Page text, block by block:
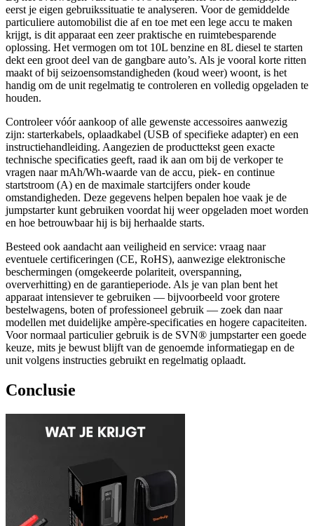
eerst je eigen gebruikssituatie te analyseren. Voor de gemiddelde
particuliere automobilist die af en toe met een lege accu te maken
krijgt, is dit apparaat een zeer praktische en ruimtebesparende
oplossing. Het vermogen om tot 10L benzine en 8L diesel te starten
dekt een groot deel van de gangbare auto’s. Als je vooral korte ritten
maakt of bij seizoensomstandigheden (koud weer) woont, is het
handig om de unit regelmatig te controleren en volledig opgeladen te
houden.
Controleer vóór aankoop of alle gewenste accessoires aanwezig
zijn: starterkabels, oplaadkabel (USB of specifieke adapter) en een
instructiehandleiding. Aangezien de producttekst geen exacte
technische specificaties geeft, raad ik aan om bij de verkoper te
vragen naar mAh/Wh-waarde van de accu, piek- en continue
startstroom (A) en de maximale startcijfers onder koude
omstandigheden. Deze gegevens helpen bepalen hoe vaak je de
jumpstarter kunt gebruiken voordat hij weer opgeladen moet worden
en hoe betrouwbaar hij is bij herhaalde starts.
Besteed ook aandacht aan veiligheid en service: vraag naar
eventuele certificeringen (CE, RoHS), aanwezige elektronische
beschermingen (omgekeerde polariteit, overspanning,
oververhitting) en de garantieperiode. Als je van plan bent het
apparaat intensiever te gebruiken — bijvoorbeeld voor grotere
bestelwagens, boten of professioneel gebruik — zoek dan naar
modellen met duidelijke ampère-specificaties en hogere capaciteiten.
Voor normaal particulier gebruik is de SVN® jumpstarter een goede
keuze, mits je bewust blijft van de genoemde informatiegap en de
unit volgens instructies gebruikt en regelmatig oplaadt.
Conclusie